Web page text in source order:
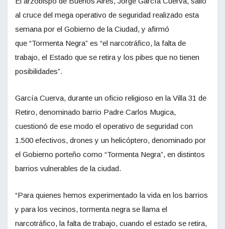
al cruce del mega operativo de seguridad realizado esta
semana por el Gobierno de la Ciudad, y afirmó
que “Tormenta Negra” es “el narcotráfico, la falta de
trabajo, el Estado que se retira y los pibes que no tienen
posibilidades”.
García Cuerva, durante un oficio religioso en la Villa 31 de
Retiro, denominado barrio Padre Carlos Mugica,
cuestionó de ese modo el operativo de seguridad con
1.500 efectivos, drones y un helicóptero, denominado por
el Gobierno porteño como “Tormenta Negra”, en distintos
barrios vulnerables de la ciudad.
“Para quienes hemos experimentado la vida en los barrios
y para los vecinos, tormenta negra se llama el
narcotráfico, la falta de trabajo, cuando el estado se retira,